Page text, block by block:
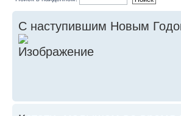
С наступившим Новым